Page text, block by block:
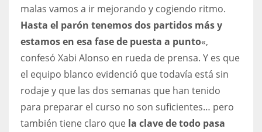
malas vamos a ir mejorando y cogiendo ritmo.
Hasta el parón tenemos dos partidos más y
estamos en esa fase de puesta a punto«,
confesó Xabi Alonso en rueda de prensa. Y es que
el equipo blanco evidenció que todavía está sin
rodaje y que las dos semanas que han tenido
para preparar el curso no son suficientes… pero
también tiene claro que la clave de todo pasa